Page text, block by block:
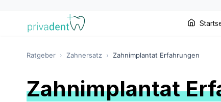
Ratgeber › Zahnersatz › Zahnimplantat Erfahrungen
Zahnimplantat